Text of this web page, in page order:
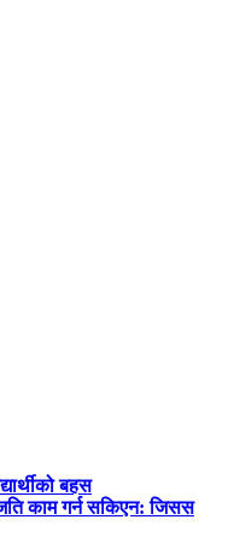
बहस
काम गर्न सकिएन: जिसस